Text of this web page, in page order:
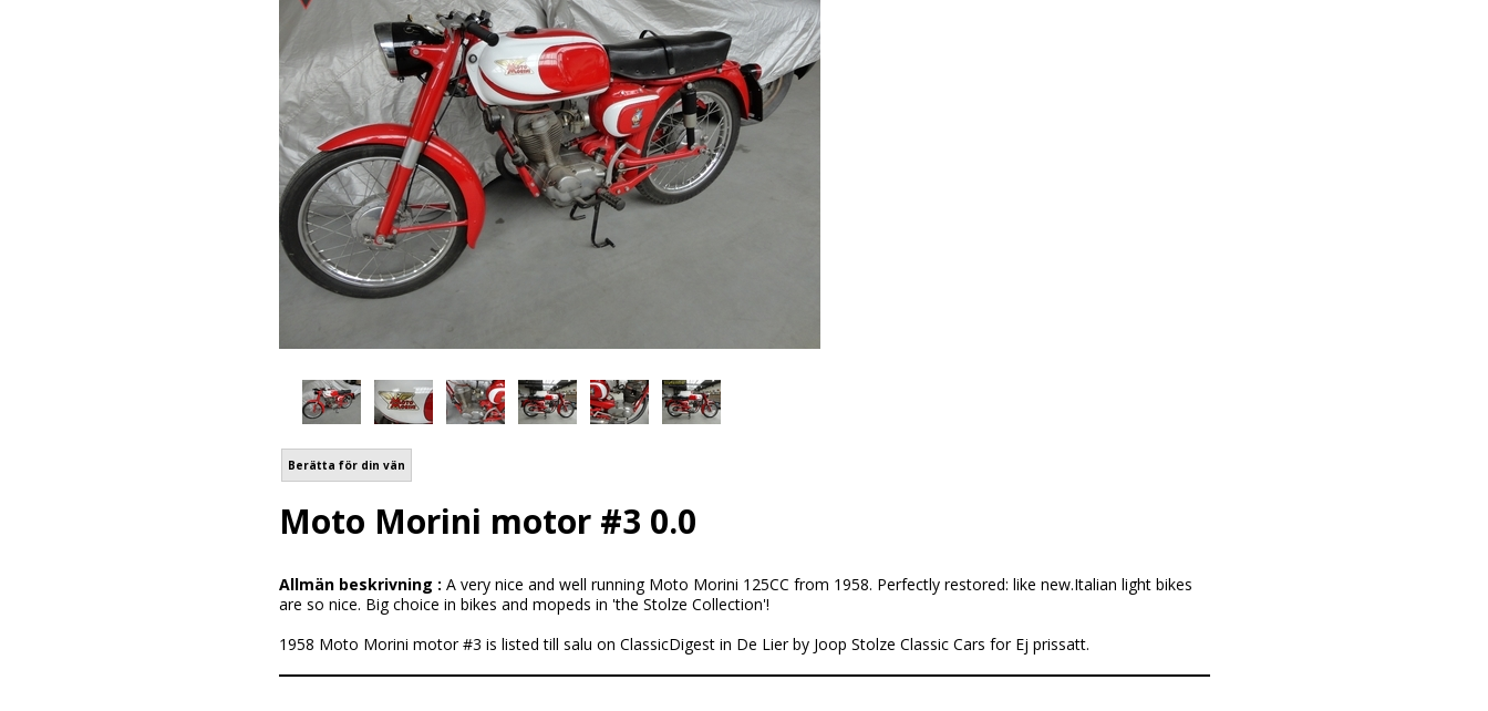
Berätta för din vän
Moto Morini motor #3 0.0
Allmän beskrivning : A very nice and well running Moto Morini 125CC from 1958. Perfectly restored: like new.Italian light bikes
are so nice. Big choice in bikes and mopeds in 'the Stolze Collection'!
1958 Moto Morini motor #3 is listed till salu on ClassicDigest in De Lier by Joop Stolze Classic Cars for Ej prissatt.